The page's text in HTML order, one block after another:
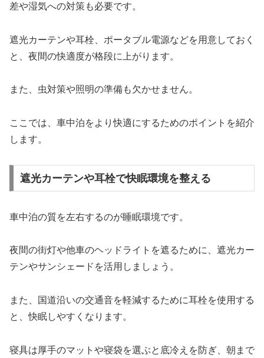
差や湿気への対策も必要です。
遮光カーテンや耳栓、ポータブル電源などを用意しておく
と、夜間の快適度が格段に上がります。
また、虫対策や照明の準備も欠かせません。
ここでは、車中泊をより快適にするためのポイントを紹介
します。
遮光カーテンや耳栓で快眠環境を整える
車中泊の質を左右するのが睡眠環境です。
夜間の街灯や他車のヘッドライトを遮るために、遮光カー
テンやサンシェードを活用しましょう。
また、国道沿いの交通音を軽減するために耳栓を使用する
と、快眠しやすくなります。
寝具は厚手のマットや寝袋を選ぶと底冷えを防ぎ、朝まで